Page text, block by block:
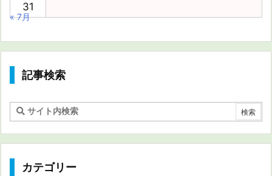
31
« 7月
記事検索
カテゴリー